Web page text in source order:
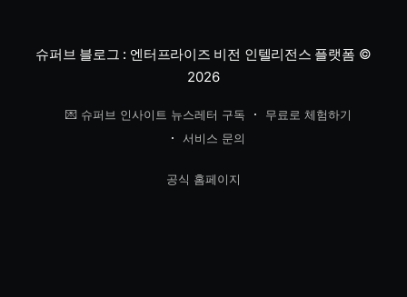
슈퍼브 블로그 : 엔터프라이즈 비전 인텔리전스 플랫폼 ©
2026
💌 슈퍼브 인사이트 뉴스레터 구독
무료로 체험하기
서비스 문의
공식 홈페이지